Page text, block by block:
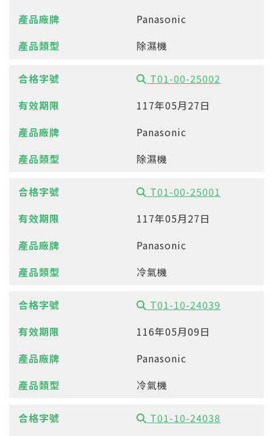
Panasonic
除濕機
T01-00-25002
117年05月27日
Panasonic
除濕機
T01-00-25001
117年05月27日
Panasonic
冷氣機
T01-10-24039
116年05月09日
Panasonic
冷氣機
T01-10-24038